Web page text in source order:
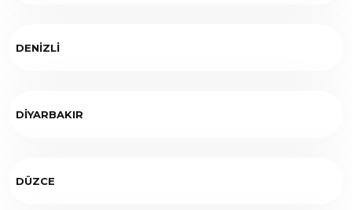
DENİZLİ
DİYARBAKIR
DÜZCE